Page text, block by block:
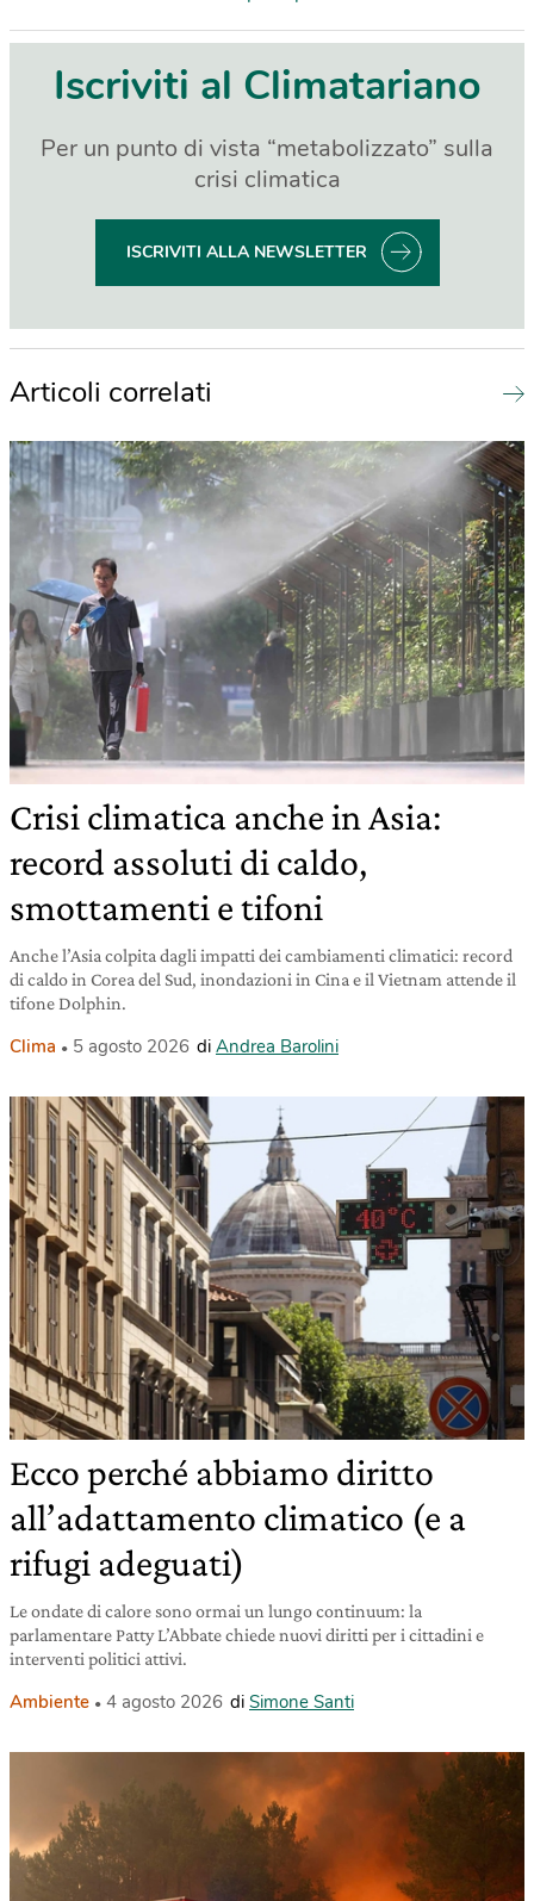
Iscriviti al Climatariano
Per un punto di vista “metabolizzato” sulla
crisi climatica
ISCRIVITI ALLA NEWSLETTER
Articoli correlati
Crisi climatica anche in Asia:
record assoluti di caldo,
smottamenti e tifoni
Anche l’Asia colpita dagli impatti dei cambiamenti climatici: record
di caldo in Corea del Sud, inondazioni in Cina e il Vietnam attende il
tifone Dolphin.
Clima 5 agosto 2026 di Andrea Barolini
Ecco perché abbiamo diritto
all’adattamento climatico (e a
rifugi adeguati)
Le ondate di calore sono ormai un lungo continuum: la
parlamentare Patty L’Abbate chiede nuovi diritti per i cittadini e
interventi politici attivi.
Ambiente 4 agosto 2026 di Simone Santi